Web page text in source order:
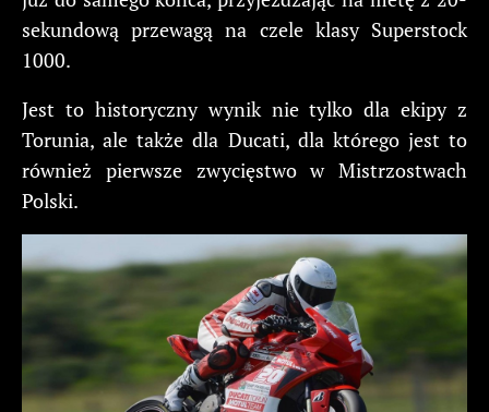
sekundową przewagą na czele klasy Superstock
1000.
Jest to historyczny wynik nie tylko dla ekipy z
Torunia, ale także dla Ducati, dla którego jest to
również pierwsze zwycięstwo w Mistrzostwach
Polski.